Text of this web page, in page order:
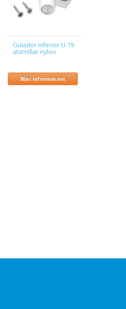
Guiador inferior U-19
atornillar nylon
Mas informacion